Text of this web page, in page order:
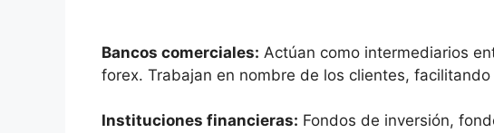
Bancos comerciales: Actúan⁤ como intermediarios
forex. ⁤Trabajan⁣ en nombre de los⁣ clientes,
Instituciones ​financieras: Fondos de​ inversión,